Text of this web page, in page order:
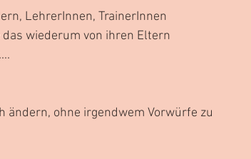
LehrerInnen, TrainerInnen
wiederum von ihren Eltern
ändern, ohne irgendwem Vorwürfe zu